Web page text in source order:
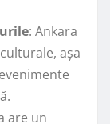
: Ankara
așa
are un